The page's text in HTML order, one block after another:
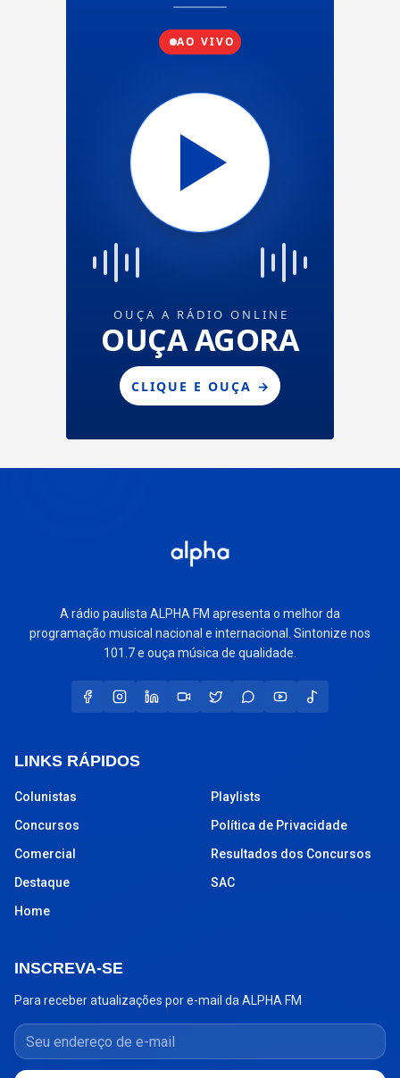
A rádio paulista ALPHA FM apresenta o melhor da
programação musical nacional e internacional. Sintonize nos
101.7 e ouça música de qualidade.
LINKS RÁPIDOS
Colunistas
Concursos
Comercial
Destaque
Home
Playlists
Política de Privacidade
Resultados dos Concursos
SAC
INSCREVA-SE
Para receber atualizações por e-mail da ALPHA FM
Seu endereço de e-mail